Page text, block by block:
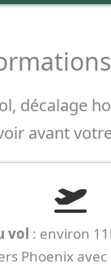
décalage
avant
vol : environ
Phoenix avec